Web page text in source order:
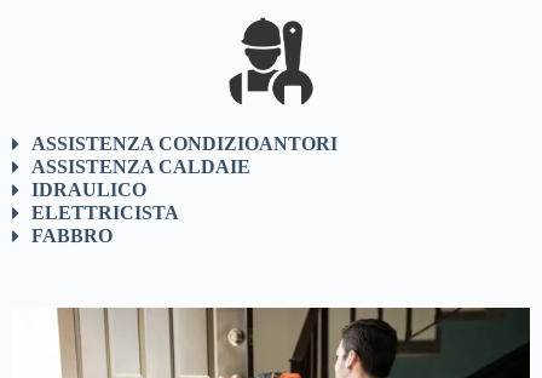
ASSISTENZA CONDIZIOANTORI
ASSISTENZA CALDAIE
IDRAULICO
ELETTRICISTA
FABBRO